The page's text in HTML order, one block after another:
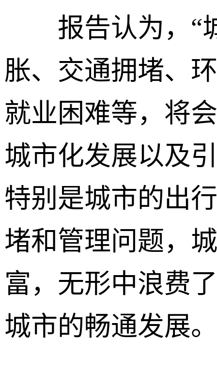
报告认为，“
胀、交通拥堵、
就业困难等，将
城市化发展以及
特别是城市的出
堵和管理问题，
富，无形中浪费
城市的畅通发展。